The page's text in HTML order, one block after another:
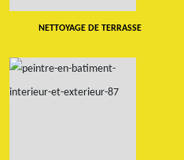
NETTOYAGE DE TERRASSE